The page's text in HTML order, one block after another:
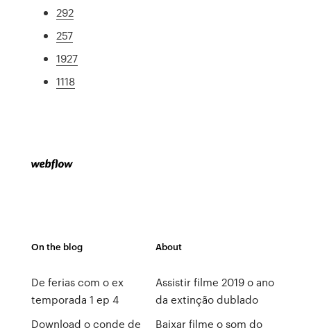
292
257
1927
1118
On the blog
De ferias com o ex
temporada 1 ep 4
Download o conde de
About
Assistir filme 2019 o ano
da extinção dublado
Baixar filme o som do